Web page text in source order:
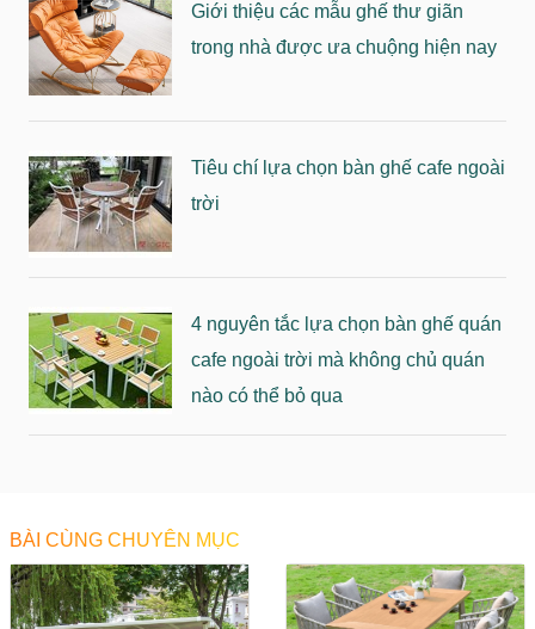
Giới thiệu các mẫu ghế thư giãn
trong nhà được ưa chuộng hiện nay
Tiêu chí lựa chọn bàn ghế cafe ngoài
trời
4 nguyên tắc lựa chọn bàn ghế quán
cafe ngoài trời mà không chủ quán
nào có thể bỏ qua
BÀI CÙNG CHUYÊN MỤC